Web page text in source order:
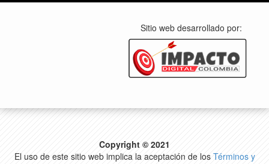
Sitio web desarrollado por:
Copyright © 2021
El uso de este sitio web implica la aceptación de los Términos y